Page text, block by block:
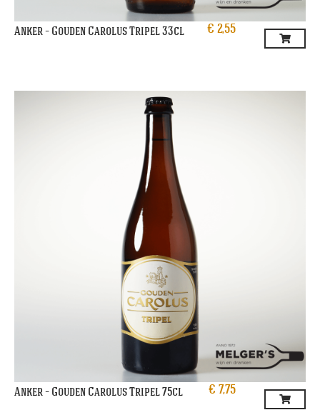
Anker – Gouden Carolus Tripel 33cl € 2,55
Anker – Gouden Carolus Tripel 75cl € 7,75